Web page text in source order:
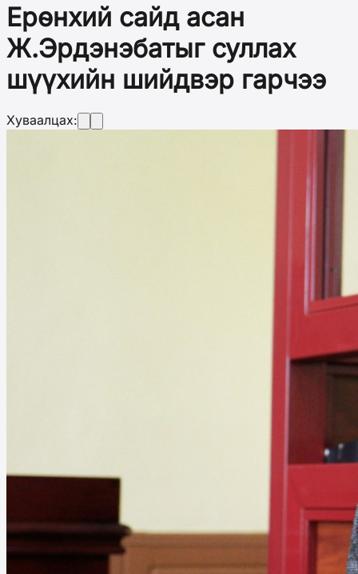
Ерөнхий сайд асан
Ж.Эрдэнэбатыг суллах
шүүхийн шийдвэр гарчээ
Хуваалцах: